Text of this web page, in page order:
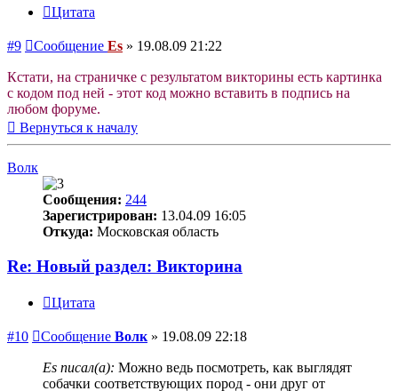
Цитата
#9 Сообщение Es » 19.08.09 21:22
Кстати, на страничке с результатом викторины есть картинка
с кодом под ней - этот код можно вставить в подпись на
любом форуме.
Вернуться к началу
Волк
Сообщения: 244
Зарегистрирован: 13.04.09 16:05
Откуда: Московская область
Re: Новый раздел: Викторина
Цитата
#10 Сообщение Волк » 19.08.09 22:18
Es писал(а): Можно ведь посмотреть, как выглядят
собачки соответствующих пород - они друг от